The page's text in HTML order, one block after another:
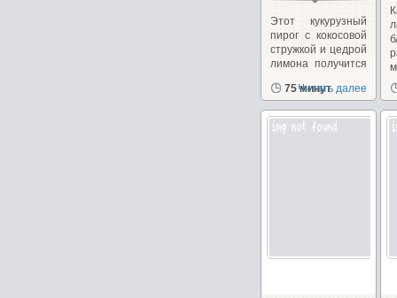
Этот кукурузный
пирог с кокосовой
стружкой и цедрой
лимона получится
75 минут
Читать далее